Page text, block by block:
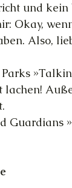
und kein
Okay,
Also,
lachen!
Guardians